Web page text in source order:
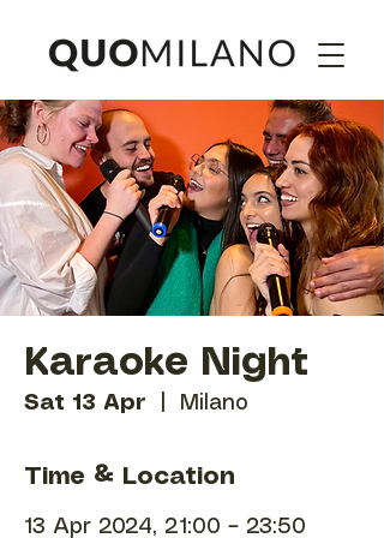
Karaoke Night
Sat 13 Apr Milano
Time & Location
13 Apr 2024, 21:00 – 23:50